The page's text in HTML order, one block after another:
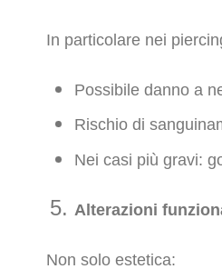
In particolare nei
Possibile danno a
Rischio di
Nei casi più gravi:
Alterazioni
Non solo estetica: